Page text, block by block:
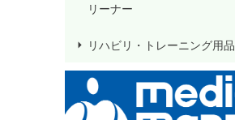
リーナー
リハビリ・トレーニング用品